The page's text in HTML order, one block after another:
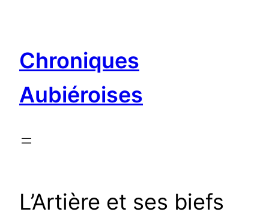
Chroniques
Aubiéroises
L’Artière et ses biefs